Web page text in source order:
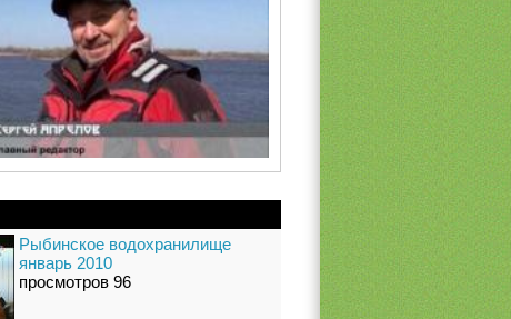
Рыбинское водохранилище
январь 2010
просмотров 96